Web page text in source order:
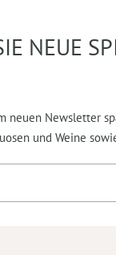
NEUE
neuen Newsletter
und Weine